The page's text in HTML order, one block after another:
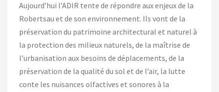
Aujourd’hui l’ADIR tente de répondre aux enjeux de la
Robertsau et de son environnement. Ils vont de la
préservation du patrimoine architectural et naturel à
la protection des milieux naturels, de la maîtrise de
l’urbanisation aux besoins de déplacements, de la
préservation de la qualité du sol et de l’air, la lutte
conte les nuisances olfactives et sonores à la